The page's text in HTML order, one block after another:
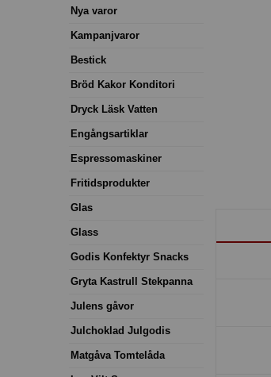
Nya varor
Kampanjvaror
Bestick
Bröd Kakor Konditori
Dryck Läsk Vatten
Engångsartiklar
Espressomaskiner
Fritidsprodukter
Glas
Glass
Godis Konfektyr Snacks
Gryta Kastrull Stekpanna
Julens gåvor
Julchoklad Julgodis
Matgåva Tomtelåda